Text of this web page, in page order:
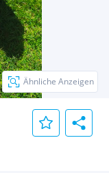
Ähnliche Anzeigen